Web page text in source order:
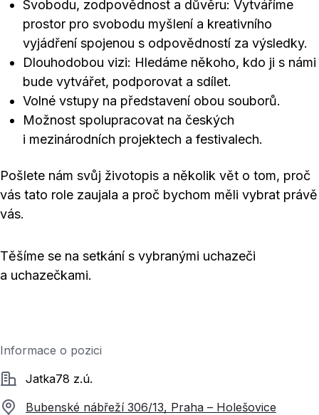
Svobodu, zodpovědnost a důvěru: Vytváříme
prostor pro svobodu myšlení a kreativního
vyjádření spojenou s odpovědností za výsledky.
Dlouhodobou vizi: Hledáme někoho, kdo ji s námi
bude vytvářet, podporovat a sdílet.
Volné vstupy na představení obou souborů.
Možnost spolupracovat na českých
i mezinárodních projektech a festivalech.
Pošlete nám svůj životopis a několik vět o tom, proč
vás tato role zaujala a proč bychom měli vybrat právě
vás.
Těšíme se na setkání s vybranými uchazeči
a uchazečkami.
Informace o pozici
SpolečnostJatka78 z.ú.
Bubenské nábřeží 306/13, Praha – Holešovice